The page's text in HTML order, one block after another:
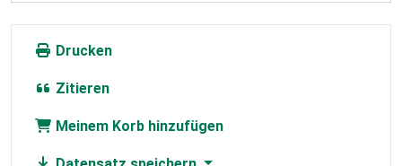
Drucken
Zitieren
Meinem Korb hinzufügen